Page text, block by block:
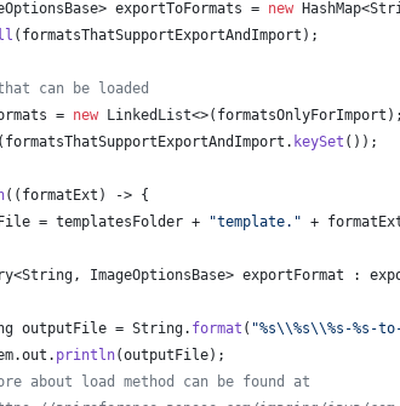
> exportToFormats = new HashMap<
( formatsThatSupportExportAndImport );
can be loaded
= new LinkedList<>( formatsOnlyForImport );
( formatsThatSupportExportAndImport . keySet ());
(( formatExt ) -> {
= templatesFolder + "template." +
<String, ImageOptionsBase> exportFormat :
outputFile = String. format ( "%s\\%s\\%s-%s-
.out . println(outputFile);
about load method can be found at